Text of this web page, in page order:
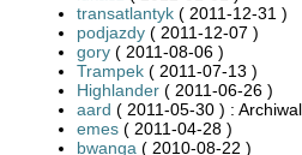
transatlantyk ( 2011-12-31 )
podjazdy ( 2011-12-07 )
gory ( 2011-08-06 )
Trampek ( 2011-07-13 )
Highlander ( 2011-06-26 )
aard ( 2011-05-30 ) :
emes ( 2011-04-28 )
bwanga ( 2010-08-22 )